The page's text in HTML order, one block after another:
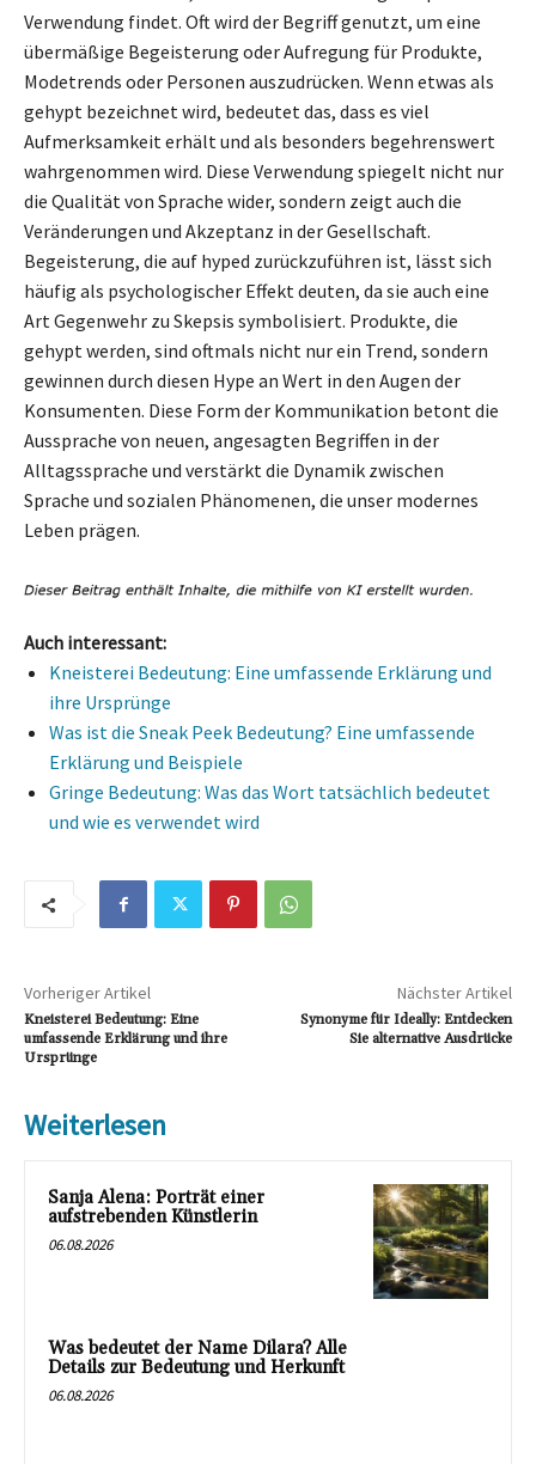
Verwendung findet. Oft wird der Begriff genutzt, um eine
übermäßige Begeisterung oder Aufregung für Produkte,
Modetrends oder Personen auszudrücken. Wenn etwas als
gehypt bezeichnet wird, bedeutet das, dass es viel
Aufmerksamkeit erhält und als besonders begehrenswert
wahrgenommen wird. Diese Verwendung spiegelt nicht nur
die Qualität von Sprache wider, sondern zeigt auch die
Veränderungen und Akzeptanz in der Gesellschaft.
Begeisterung, die auf hyped zurückzuführen ist, lässt sich
häufig als psychologischer Effekt deuten, da sie auch eine
Art Gegenwehr zu Skepsis symbolisiert. Produkte, die
gehypt werden, sind oftmals nicht nur ein Trend, sondern
gewinnen durch diesen Hype an Wert in den Augen der
Konsumenten. Diese Form der Kommunikation betont die
Aussprache von neuen, angesagten Begriffen in der
Alltagssprache und verstärkt die Dynamik zwischen
Sprache und sozialen Phänomenen, die unser modernes
Leben prägen.
Auch interessant:
Kneisterei Bedeutung: Eine umfassende Erklärung und
ihre Ursprünge
Was ist die Sneak Peek Bedeutung? Eine umfassende
Erklärung und Beispiele
Gringe Bedeutung: Was das Wort tatsächlich bedeutet
und wie es verwendet wird
Vorheriger Artikel
Kneisterei Bedeutung: Eine
umfassende Erklärung und ihre
Ursprünge
Nächster Artikel
Synonyme für Ideally: Entdecken
Sie alternative Ausdrücke
Weiterlesen
Sanja Alena: Porträt einer
aufstrebenden Künstlerin
06.08.2026
Was bedeutet der Name Dilara? Alle
Details zur Bedeutung und Herkunft
06.08.2026